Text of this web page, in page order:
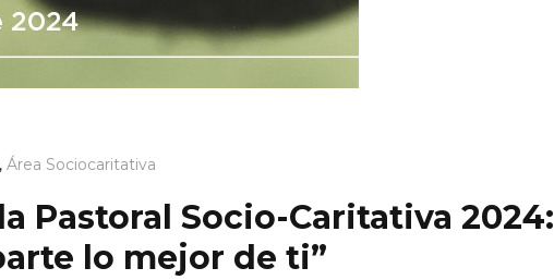
, Área Sociocaritativa
Pastoral Socio-Caritativa 2024:
lo mejor de ti”